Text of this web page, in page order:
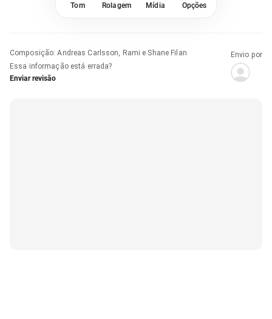
Tom Rolagem Mídia Opções
Composição:Andreas Carlsson, Rami e Shane Filan
Essa informação está errada?
Enviar revisão
Envio por